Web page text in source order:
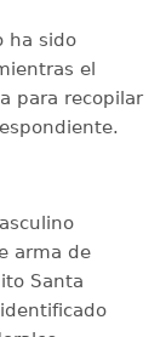
ha sido
el
para recopilar
arma de
Santa